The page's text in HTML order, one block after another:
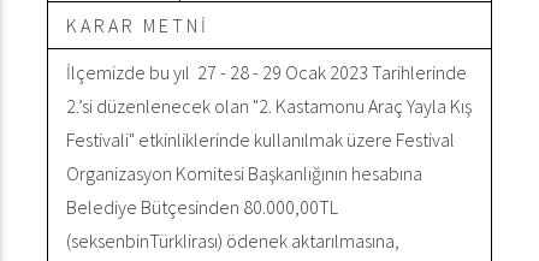
K A R A R M E T N İ
İlçemizde bu yıl 27 - 28 - 29 Ocak 2023 Tarihlerinde
2.’si düzenlenecek olan "2. Kastamonu Araç Yayla Kış
Festivali" etkinliklerinde kullanılmak üzere Festival
Organizasyon Komitesi Başkanlığının hesabına
Belediye Bütçesinden 80.000,00TL
(seksenbinTürklirası) ödenek aktarılmasına,